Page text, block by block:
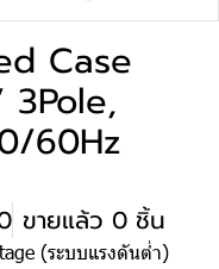
Case
60Hz
ขายแล้ว 0 ชิ้น
(ระบบแรงดันต่ำ)